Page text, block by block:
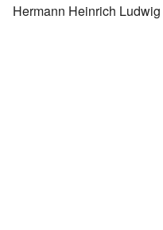
Hermann Heinrich